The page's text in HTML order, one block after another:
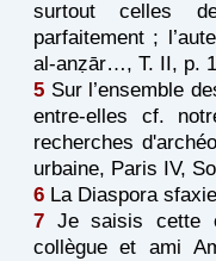
surtout celles
parfaitement ;
al-anẓār…, T. II, p.
5 Sur l’ensemble
entre-elles cf.
recherches
urbaine, Paris IV,
6La Diaspora
7Je saisis cette
collègue et ami